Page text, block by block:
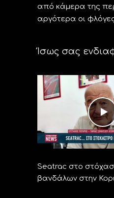
από κάμερα της
αργότερα οι
Ίσως σας
Seatrac στο
βανδάλων στην